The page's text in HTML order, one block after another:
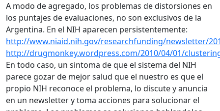
A modo de agregado, los problemas de distorsiones en
los puntajes de evaluaciones, no son exclusivos de la
Argentina. En el NIH aparecen persistentemente:
http://www.niaid.nih.gov/researchfunding/newsletter/
http://drugmonkey.wordpress.com/2010/04/01/
En todo caso, un sintoma de que el sistema del NIH
parece gozar de mejor salud que el nuestro es que el
propio NIH reconoce el problema, lo discute y anuncia
en un newsletter y toma acciones para solucionar el